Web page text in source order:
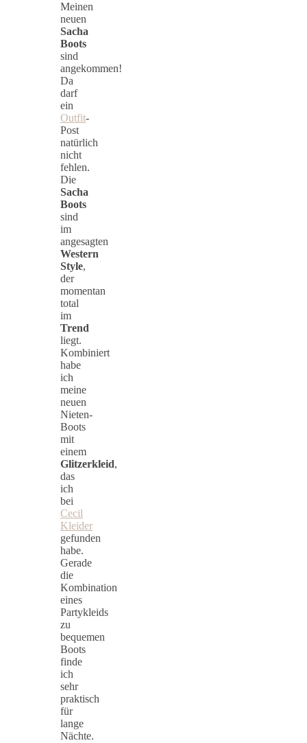
Meinen
neuen
Sacha
Boots
sind
angekommen!
Da
darf
ein
Outfit-
Post
natürlich
nicht
fehlen.
Die
Sacha
Boots
sind
im
angesagten
Western
Style,
der
momentan
total
im
Trend
liegt.
Kombiniert
habe
ich
meine
neuen
Nieten-
Boots
mit
einem
Glitzerkleid,
das
ich
bei
Cecil
Kleider
gefunden
habe.
Gerade
die
Kombination
eines
Partykleids
zu
bequemen
Boots
finde
ich
sehr
praktisch
für
lange
Nächte.